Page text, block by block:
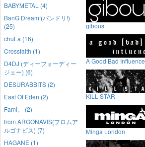
BABYMETAL (4)
BanG Dream!(バンドリ!)
(25)
chuLa (16)
Crossfaith (1)
D4DJ (ディーフォーディー
ジェー) (6)
DESURABBITS (2)
East Of Eden (2)
Fami。 (2)
from ARGONAVIS(フロムア
ルゴナビス) (7)
HAGANE (1)
gibous
A Good Bad Influence
KILL STAR
Minga London